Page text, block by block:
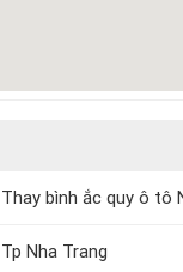
Thay bình ắc quy ô tô
Tp Nha Trang